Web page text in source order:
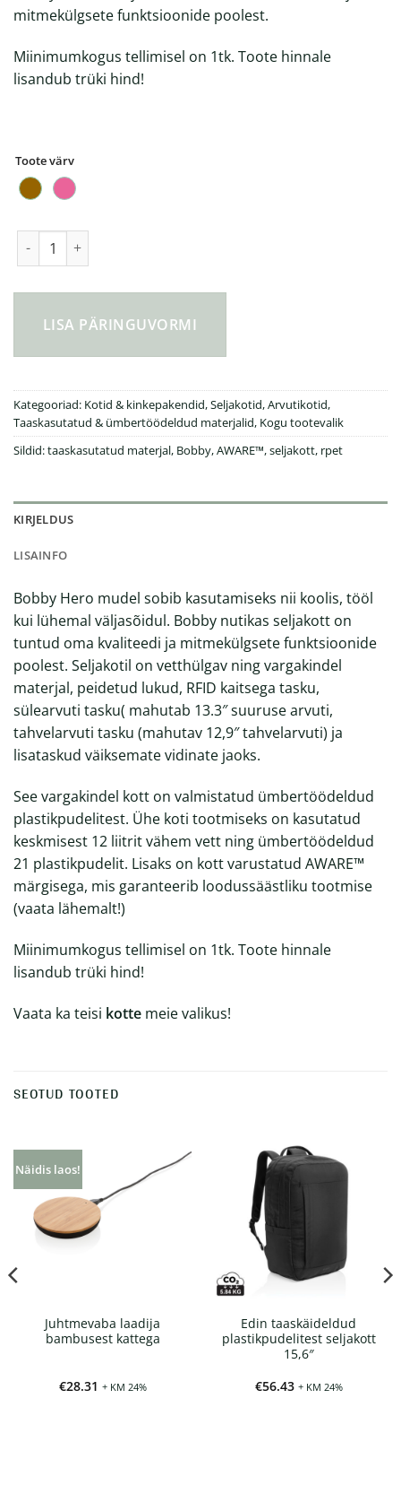
mitmekülgsete funktsioonide poolest.
Miinimumkogus tellimisel on 1tk. Toote hinnale
lisandub trüki hind!
Toote värv
LISA PÄRINGUVORMI
Kategooriad: Kotid & kinkepakendid,Seljakotid,Arvutikotid,
Taaskasutatud & ümbertöödeldud materjalid, Kogu tootevalik
Sildid:taaskasutatud materjal, Bobby,AWARE™,seljakott, rpet
KIRJELDUS
LISAINFO
Bobby Hero mudel sobib kasutamiseks nii koolis, tööl
kui lühemal väljasõidul. Bobby nutikas seljakott on
tuntud oma kvaliteedi ja mitmekülgsete funktsioonide
poolest. Seljakotil on vetthülgav ning vargakindel
materjal, peidetud lukud, RFID kaitsega tasku,
sülearvuti tasku( mahutab 13.3″ suuruse arvuti,
tahvelarvuti tasku (mahutav 12,9″ tahvelarvuti) ja
lisataskud väiksemate vidinate jaoks.
See vargakindel kott on valmistatud ümbertöödeldud
plastikpudelitest. Ühe koti tootmiseks on kasutatud
keskmisest 12 liitrit vähem vett ning ümbertöödeldud
21 plastikpudelit. Lisaks on kott varustatud AWARE™
märgisega, mis garanteerib loodussäästliku tootmise
(vaata lähemalt!)
Miinimumkogus tellimisel on 1tk. Toote hinnale
lisandub trüki hind!
Vaata ka teisi kotte meie valikus!
SEOTUD TOOTED
Näidis laos!
Juhtmevaba laadija
bambusest kattega
€28.31 + KM 24%
Edin taaskäideldud
plastikpudelitest seljakott
15,6″
€56.43 + KM 24%